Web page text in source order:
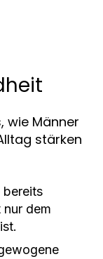
wie Männer
stärken
bereits
dem